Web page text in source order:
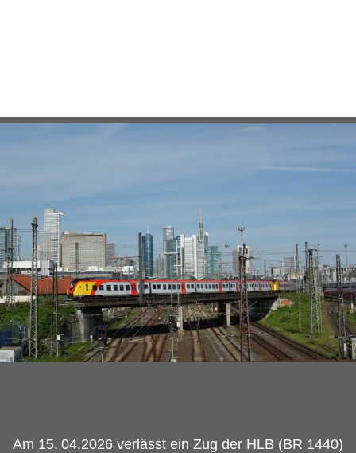
Am 15. 04.2026 verlässt ein Zug der HLB (BR 1440)